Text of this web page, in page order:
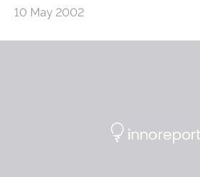
10 May 2002